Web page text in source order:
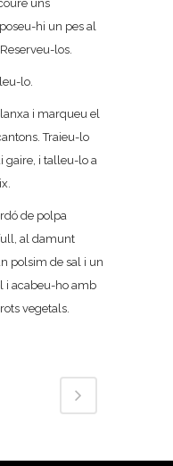
uns
hi un pes al
los.
lo.
i marqueu el
Traieu-lo
gaire, i talleu-lo a
de polpa
al damunt
polsim de sal i un
i acabeu-ho amb
vegetals.